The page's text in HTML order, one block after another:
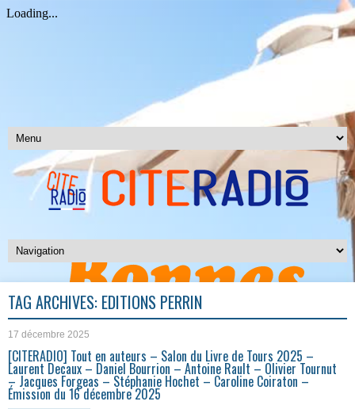
TAG ARCHIVES: EDITIONS PERRIN
17 décembre 2025
[CITERADIO] Tout en auteurs – Salon du Livre de Tours 2025 –
Laurent Decaux – Daniel Bourrion – Antoine Rault – Olivier Tournut
– Jacques Forgeas – Stéphanie Hochet – Caroline Coiraton –
Émission du 16 décembre 2025